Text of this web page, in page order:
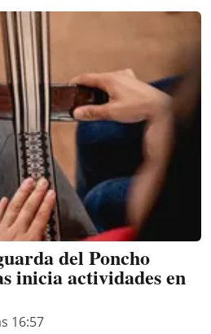
del Poncho
inicia actividades en
16:57